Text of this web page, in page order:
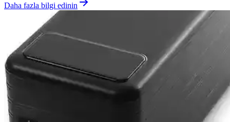
Daha fazla bilgi edinin